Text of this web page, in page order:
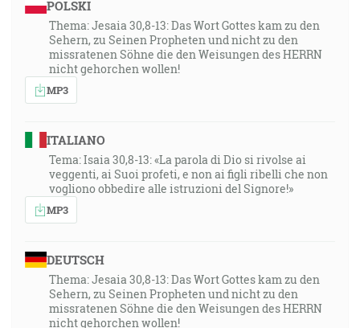
POLSKI
Thema: Jesaia 30,8-13: Das Wort Gottes kam zu den
Sehern, zu Seinen Propheten und nicht zu den
missratenen Söhne die den Weisungen des HERRN
nicht gehorchen wollen!
MP3
ITALIANO
Tema: Isaia 30,8-13: «La parola di Dio si rivolse ai
veggenti, ai Suoi profeti, e non ai figli ribelli che non
vogliono obbedire alle istruzioni del Signore!»
MP3
DEUTSCH
Thema: Jesaia 30,8-13: Das Wort Gottes kam zu den
Sehern, zu Seinen Propheten und nicht zu den
missratenen Söhne die den Weisungen des HERRN
nicht gehorchen wollen!